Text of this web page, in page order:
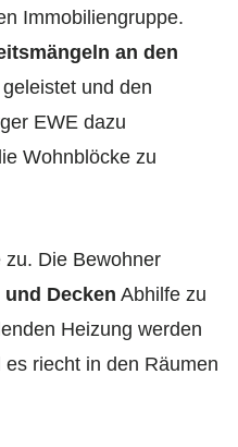
Immobiliengruppe.
an den
und den
EWE dazu
Wohnblöcke zu
Die Bewohner
und Decken Abhilfe zu
Heizung werden
riecht in den Räumen